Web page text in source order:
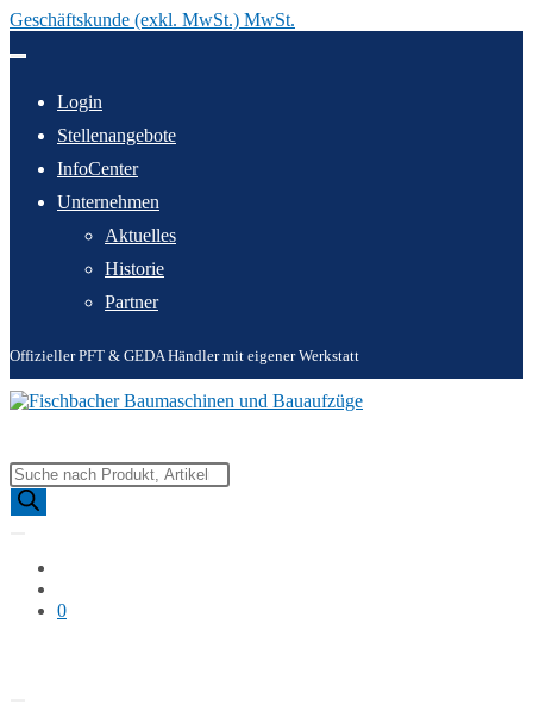
Geschäftskunde (exkl. MwSt.) MwSt.
Inhalt
Login
Stellenangebote
InfoCenter
Unternehmen
Aktuelles
Historie
Partner
Offizieller PFT & GEDA Händler mit eigener Werkstatt
Products
search
0